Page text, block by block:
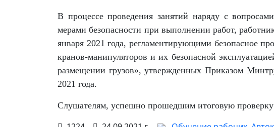
В процессе проведения занятий наряду с
мерами безопасности при выполнении работ,
января 2021 года, регламентирующими безопасное
кранов-манипуляторов и их безопасной
размещении грузов», утвержденных Приказом
2021 года.
Слушателям, успешно прошедшим итоговую